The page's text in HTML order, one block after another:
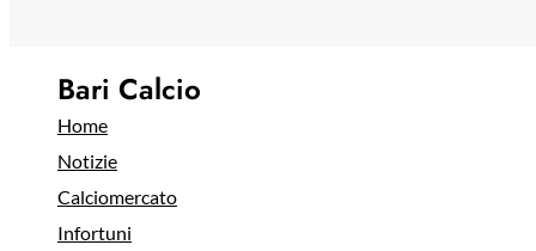
Bari Calcio
Home
Notizie
Calciomercato
Infortuni